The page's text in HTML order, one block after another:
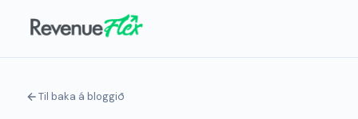
Til baka á bloggið